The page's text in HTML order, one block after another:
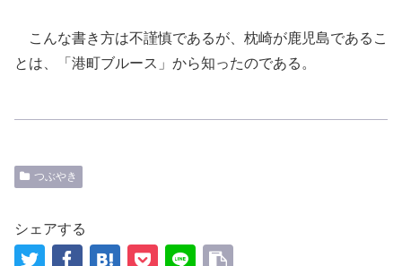
こんな書き方は不謹慎であるが、枕崎が鹿児島であるこ
とは 、「港町ブルース」から知ったのである。
つぶやき
シェアする